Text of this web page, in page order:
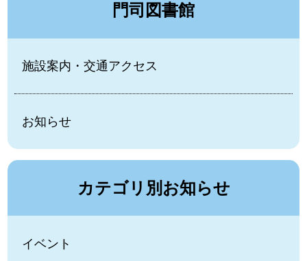
門司図書館
施設案内・交通アクセス
お知らせ
カテゴリ別お知らせ
イベント